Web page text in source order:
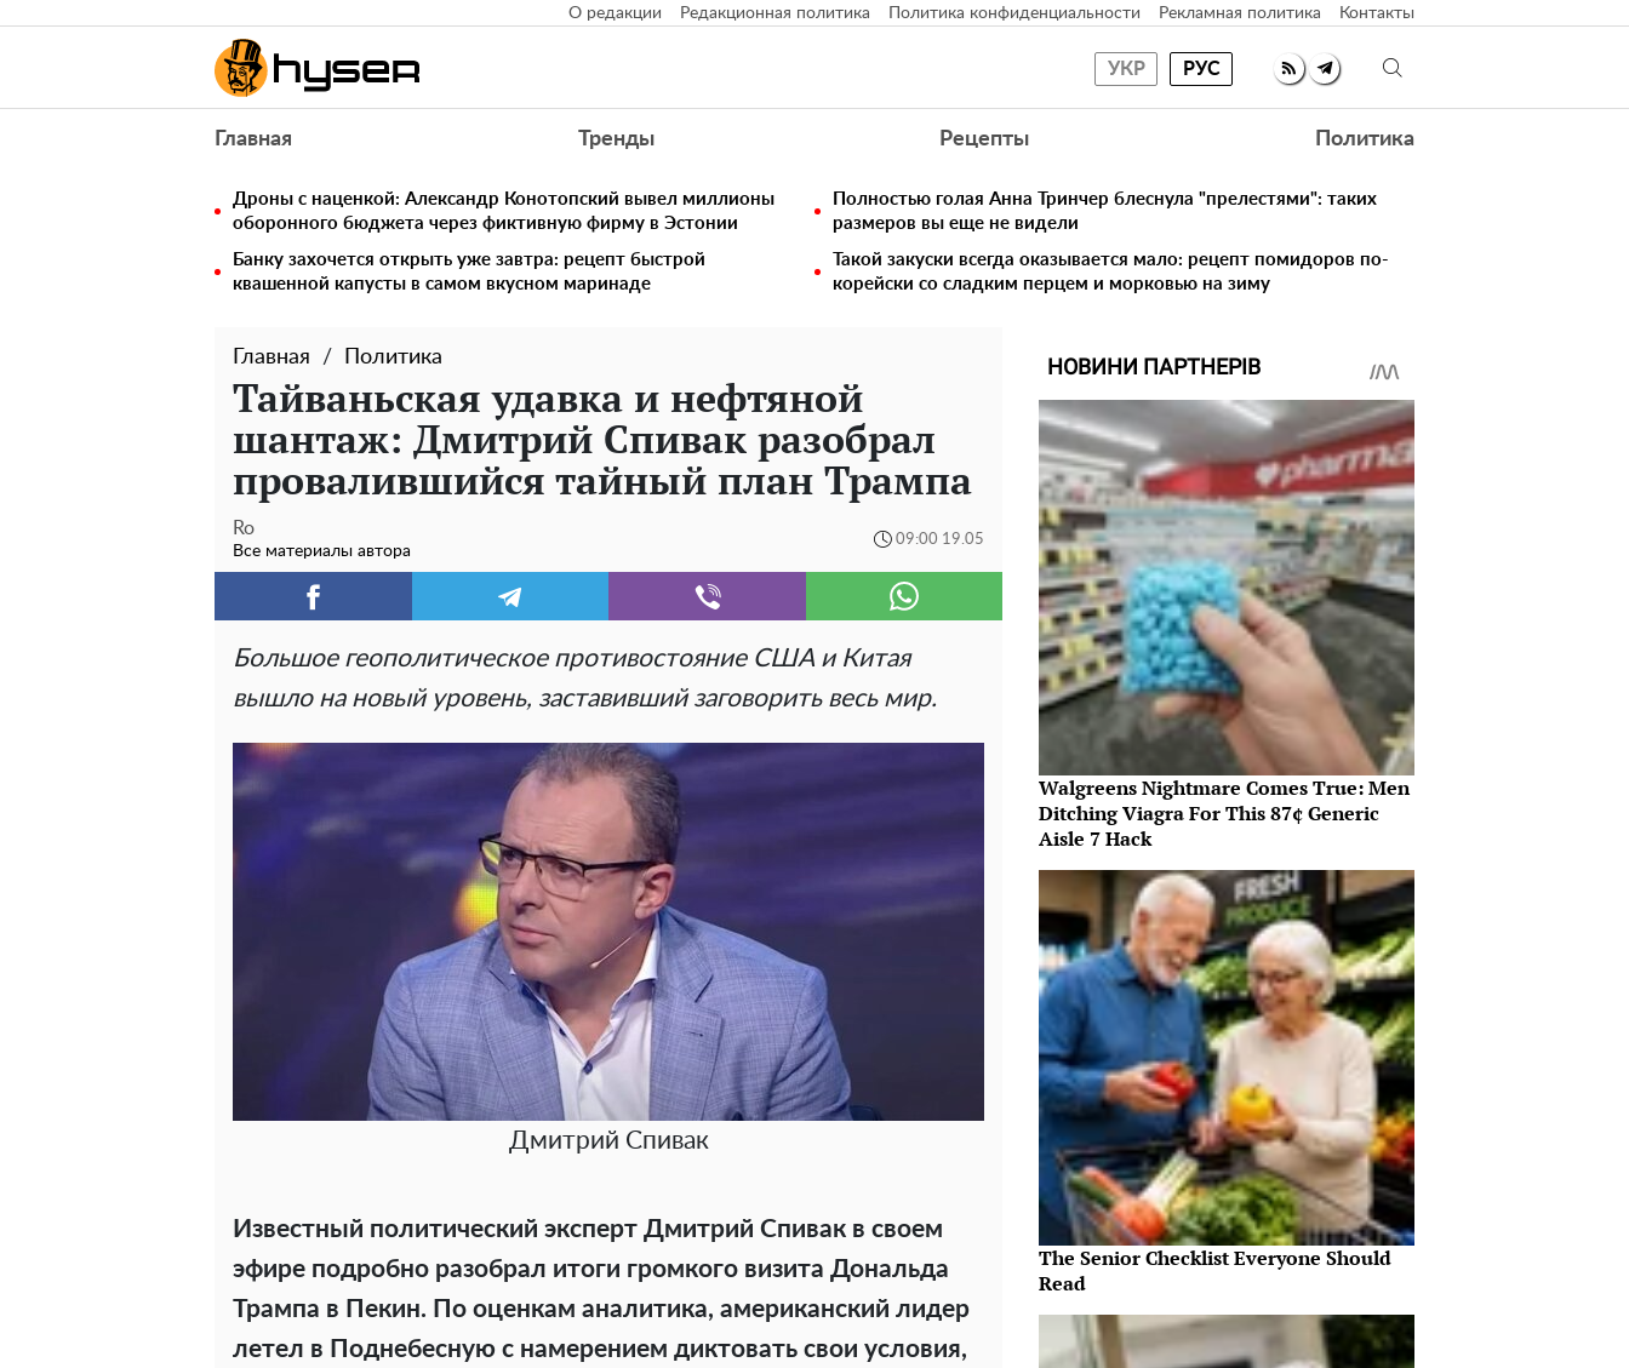
О редакции Редакционная политика Политика конфиденциальности Рекламная политика Контакты
УКР РУС
Главная Тренды Рецепты Политика
Дроны с наценкой: Александр Конотопский вывел миллионы
оборонного бюджета через фиктивную фирму в Эстонии
Полностью голая Анна Тринчер блеснула "прелестями": таких
размеров вы еще не видели
Банку захочется открыть уже завтра: рецепт быстрой
квашенной капусты в самом вкусном маринаде
Такой закуски всегда оказывается мало: рецепт помидоров по-
корейски со сладким перцем и морковью на зиму
Главная Политика
Тайваньская удавка и нефтяной
шантаж: Дмитрий Спивак разобрал
провалившийся тайный план Трампа
Ro
Все материалы автора
09:00 19.05
Большое геополитическое противостояние США и Китая
вышло на новый уровень, заставивший заговорить весь мир.
Дмитрий Спивак
Известный политический эксперт Дмитрий Спивак в своем
эфире подробно разобрал итоги громкого визита Дональда
Трампа в Пекин. По оценкам аналитика, американский лидер
летел в Поднебесную с намерением диктовать свои условия,
НОВИНИ ПАРТНЕРІВ
Walgreens Nightmare Comes True: Men
Ditching Viagra For This 87¢ Generic
Aisle 7 Hack
The Senior Checklist Everyone Should
Read